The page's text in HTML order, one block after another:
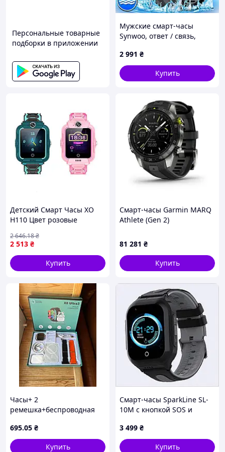
Smart Melisia– новинка популярной серии
женских смарт-часов Vip Lady от известного
производителя UWatch. Часы имеют
обновленный процессор и дисплей, 19
они классно дополнят любой образ как на
работу, так и вечеринку.
Персональные товарные
подборки в приложении
Мужские смарт-часы
Synwoo, ответ / связь,
сенсорный экран,
спортивные женские часы
для улицы, 410 мАч,
2 991 ₴
Купить
Детский Смарт Часы XO
H110 Цвет розовые
2 513 ₴
2 646.18₴
Купить
Смарт-часы Garmin MARQ
Athlete (Gen 2)
81 281 ₴
Купить
Часы+ 2
ремешка+беспроводная
(50)
695.05 ₴
Купить
Смарт-часы SparkLine SL-
10M с кнопкой SOS и
3 499 ₴
Купить